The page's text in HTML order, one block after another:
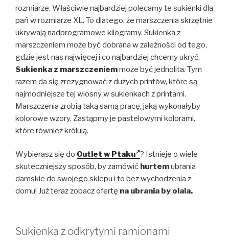
rozmiarze. Właściwie najbardziej polecamy te sukienki dla
pań w rozmiarze XL. To dlatego, że marszczenia skrzętnie
ukrywają nadprogramowe kilogramy. Sukienka z
marszczeniem może być dobrana w zależności od tego,
gdzie jest nas najwięcej i co najbardziej chcemy ukryć.
Sukienka z marszczeniemmoże być jednolita. Tym
razem da się zrezygnować z dużych printów, które są
najmodniejsze tej wiosny w sukienkach z printami.
Marszczenia zrobią taką samą pracę, jaką wykonałyby
kolorowe wzory. Zastąpmy je pastelowymi kolorami,
które również królują.
Wybierasz się do Outlet w Ptaku ? Istnieje o wiele
skuteczniejszy sposób, by zamówić hurtemubrania
damskie do swojego sklepu i to bez wychodzenia z
domu! Już teraz zobacz ofertę na ubrania by olala.
Sukienka z odkrytymi ramionami